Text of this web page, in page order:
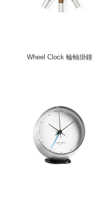
Wheel Clock 輪軸掛鐘